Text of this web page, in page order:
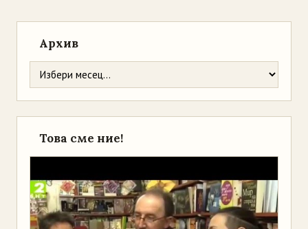
Архив
Това сме ние!